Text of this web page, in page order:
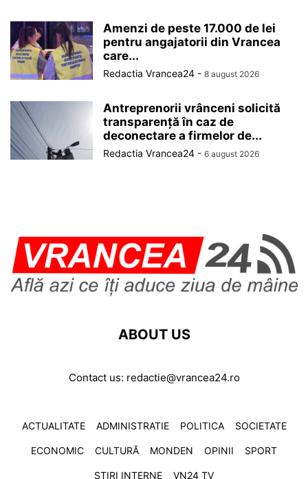
Amenzi de peste 17.000 de lei
pentru angajatorii din Vrancea
care...
Redactia Vrancea24 - 8 august 2026
Antreprenorii vrânceni solicită
transparență în caz de
deconectare a firmelor de...
Redactia Vrancea24 - 6 august 2026
ABOUT US
Contact us: redactie@vrancea24.ro
ACTUALITATE ADMINISTRATIE POLITICA SOCIETATE
ECONOMIC CULTURĂ MONDEN OPINII SPORT
ȘTIRI INTERNE VN24 TV